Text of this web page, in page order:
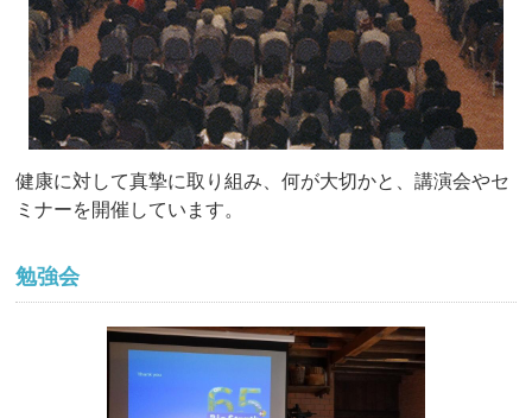
健康に対して真摯に取り組み、何が大切かと、講演会やセ
ミナーを開催しています。
勉強会